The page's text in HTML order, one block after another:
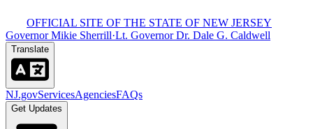
OFFICIAL SITE OF THE STATE OF NEW JERSEY​​​​‌ ‍ ​‍​‍‌‍ ‌ ​‍‌‍‍‌‌‍‌ ‌‍‍‌‌‍ ‍​‍​‍​ ‍‍​‍​‍‌ ​ ‌‍​‌‌‍ ‍‌‍‍‌‌ ‌​‌ ‍‌​‍ ‍‌‍‍‌‌‍ ​‍​‍​‍ ​​‍​‍‌‍‍​‌ ​‍‌‍‌‌‌‍‌‍​‍​‍​ ‍‍​‍​‍‌‍‍​‌ ‌​‌ ‌​‌ ​​​ ‍‍​‍ ​‍ ‌‍ ​‌‍ ‌‍​ ‌‍​‌‌‍ ​‌‍‍​‌‍ ‌ ​ ‌ ‌​​ ‍‍​ ​ ​ ​ ​ ​ ​ ​ ​‍ ‌‍‍‌‌‍ ‍‌ ‌​‌‍‌‌‌‍ ‍‌ ‌​​‍ ‌‍‌‌‌‍‌​‌‍‍‌‌ ‌​​‍ ‌‍ ‌‌‍ ‌‍‌​‌‍‌‌​ ‌‌ ​​‌ ​‍‌‍‌‌‌ ​ ‌‍‌‌‌‍ ‍‌ ‌​‌‍​‌‌ ‌​‌‍‍‌‌‍ ‌‍ ‍​ ‍ ‌‍‍‌‌‍‌​​ ‌‌‍ ‍‌‍‍‍‌​‌ ‌‍ ‌ ‌‍‌​ ​‌‍​‌‌ ‍‌‌‍ ‌ ‌‌‌ ‌​​ ‍ ‌ ‌​‌ ‍‌‌ ​​‌‍‌‌​ ‌‌‍ ‍‌‍‍‍‌‍ ​‌‍​‌‌ ‍‌‌‍ ‌ ‌‌‌ ‌​​ ‍ ‌ ​​‌‍​‌‌ ‌​‌‍‍​​ ‌‌‍‍​‌‍‌‌‌‍​‌‌‍‌​‌‍‌‌‌ ​‍​‍ ‍‌ ​ ‌‍‌‌‌‍​‌‌‍ ​​‍ ‍‌ ‌​‌‍‌‌‌ ‍​‌ ‌​​ ‌‍​‍‌‍​‌‌ ​ ‌‍‌‌‌‌‌‌‌ ​‍‌‍ ​​ ‌‌‍‍​‌ ‌​‌ ‌​‌ ​​​‍‌‌​ ​ ‌​​‌​‍‌‌​ ​‍‌​‌‍​‍‌‌​ ​‍‌​‌‍‌‍ ​‌‍ ‌‍​ ‌‍​‌‌‍ ​‌‍‍​‌‍ ‌ ​ ‌ ‌​​‍‌‌​ ​ ‌​​‌​ ​ ​ ​ ​ ​ ​ ​ ​‍‌‍‌‍‍‌‌‍‌​​ ‌‌‍ ‍‌‍‍‍‌​‌ ‌‍ ‌ ‌‍‌​ ​‌‍​‌‌ ‍‌‌‍ ‌ ‌‌‌ ‌​​‍‌‍‌ ‌​‌ ‍‌‌ ​​‌‍‌‌​ ‌‌‍ ‍‌‍‍‍‌‍ ​‌‍​‌‌ ‍‌‌‍ ‌ ‌‌‌ ‌​​‍‌‍‌ ​​‌‍​‌‌ ‌​‌‍‍​​ ‌‌‍‍​‌‍‌‌‌‍​‌‌‍‌​‌‍‌‌‌ ​‍​‍ ‍‌ ​ ‌‍‌‌‌‍​‌‌‍ ​​‍ ‍‌ ‌​‌‍‌‌‌ ‍​‌ ‌​​‍‌‍‌ ​​‌‍‌‌‌ ​‍‌ ​ ‌ ​​‌‍‌‌‌‍​ ‌ ‌​‌‍‍‌‌ ‌‍‌‍‌‌​ ‌‌ ​​‌ ‌‌‌‍​‍‌‍ ​‌‍‍‌‌ ​ ‌‍‍​‌‍‌‌‌‍‌​​‍​‍‌ ‌
Governor Mikie Sherrill​​​​‌ ‍ ​‍​‍‌‍ ‌ ​‍‌‍‍‌‌‍‌ ‌‍‍‌‌‍ ‍​‍​‍​ ‍‍​‍​‍‌ ​ ‌‍​‌‌‍ ‍‌‍‍‌‌ ‌​‌ ‍‌​‍ ‍‌‍‍‌‌‍ ​‍​‍​‍ ​​‍​‍‌‍‍​‌ ​‍‌‍‌‌‌‍‌‍​‍​‍​ ‍‍​‍​‍‌‍‍​‌ ‌​‌ ‌​‌ ​​​ ‍‍​‍ ​‍ ‌‍ ​‌‍ ‌‍​ ‌‍​‌‌‍ ​‌‍‍​‌‍ ‌ ​ ‌ ‌​​ ‍‍​ ​ ​ ​ ​ ​ ​ ​ ​‍ ‌‍‍‌‌‍ ‍‌ ‌​‌‍‌‌‌‍ ‍‌ ‌​​‍ ‌‍‌‌‌‍‌​‌‍‍‌‌ ‌​​‍ ‌‍ ‌‌‍ ‌‍‌​‌‍‌‌​ ‌‌ ​​‌ ​‍‌‍‌‌‌ ​ ‌‍‌‌‌‍ ‍‌ ‌​‌‍​‌‌ ‌​‌‍‍‌‌‍ ‌‍ ‍​ ‍ ‌‍‍‌‌‍‌​​ ‌‌‍ ‍‌‍‍‍‌​‌ ‌‍ ‌ ‌‍‌​ ​‌‍​‌‌ ‍‌‌‍ ‌ ‌‌‌ ‌​​ ‍ ‌ ‌​‌ ‍‌‌ ​​‌‍‌‌​ ‌‌‍ ‍‌‍‍‍‌‍ ​‌‍​‌‌ ‍‌‌‍ ‌ ‌‌‌ ‌​​ ‍ ‌ ​​‌‍​‌‌ ‌​‌‍‍​​ ‌‌‍‍​‌‍‌‌‌‍​‌‌‍‌​‌‍‌‌‌ ​‍​‍ ‍‌‍ ​‌‍‌‌‌‍​‌‌‍‌​‌‍‌‌‌ ​‍‌ ​ ​‍ ‍‌‍‌ ‌‍ ‌ ‌‍‌‍‌‌‌ ​‍‌‍ ‍‌‍ ‌ ​‍​ ‌‍​‍‌‍​‌‌ ​ ‌‍‌‌‌‌‌‌‌ ​‍‌‍ ​​ ‌‌‍‍​‌ ‌​‌ ‌​‌ ​​​‍‌‌​ ​ ‌​​‌​‍‌‌​ ​‍‌​‌‍​‍‌‌​ ​‍‌​‌‍‌‍ ​‌‍ ‌‍​ ‌‍​‌‌‍ ​‌‍‍​‌‍ ‌ ​ ‌ ‌​​‍‌‌​ ​ ‌​​‌​ ​ ​ ​ ​ ​ ​ ​ ​‍‌‍‌‍‍‌‌‍‌​​ ‌‌‍ ‍‌‍‍‍‌​‌ ‌‍ ‌ ‌‍‌​ ​‌‍​‌‌ ‍‌‌‍ ‌ ‌‌‌ ‌​​‍‌‍‌ ‌​‌ ‍‌‌ ​​‌‍‌‌​ ‌‌‍ ‍‌‍‍‍‌‍ ​‌‍​‌‌ ‍‌‌‍ ‌ ‌‌‌ ‌​​‍‌‍‌ ​​‌‍​‌‌ ‌​‌‍‍​​ ‌‌‍‍​‌‍‌‌‌‍​‌‌‍‌​‌‍‌‌‌ ​‍​‍ ‍‌‍ ​‌‍‌‌‌‍​‌‌‍‌​‌‍‌‌‌ ​‍‌ ​ ​‍ ‍‌‍‌ ‌‍ ‌ ‌‍‌‍‌‌‌ ​‍‌‍ ‍‌‍ ‌ ​‍​‍‌‍‌ ​​‌‍‌‌‌ ​‍‌ ​ ‌ ​​‌‍‌‌‌‍​ ‌ ‌​‌‍‍‌‌ ‌‍‌‍‌‌​ ‌‌ ​​‌ ‌‌‌‍​‍‌‍ ​‌‍‍‌‌ ​ ‌‍‍​‌‍‌‌‌‍‌​​‍​‍‌ ‌·Lt. Governor Dr. Dale G. Caldwell​​​​‌ ‍ ​‍​‍‌‍ ‌ ​‍‌‍‍‌‌‍‌ ‌‍‍‌‌‍ ‍​‍​‍​ ‍‍​‍​‍‌ ​ ‌‍​‌‌‍ ‍‌‍‍‌‌ ‌​‌ ‍‌​‍ ‍‌‍‍‌‌‍ ​‍​‍​‍ ​​‍​‍‌‍‍​‌ ​‍‌‍‌‌‌‍‌‍​‍​‍​ ‍‍​‍​‍‌‍‍​‌ ‌​‌ ‌​‌ ​​​ ‍‍​‍ ​‍ ‌‍ ​‌‍ ‌‍​ ‌‍​‌‌‍ ​‌‍‍​‌‍ ‌ ​ ‌ ‌​​ ‍‍​ ​ ​ ​ ​ ​ ​ ​ ​‍ ‌‍‍‌‌‍ ‍‌ ‌​‌‍‌‌‌‍ ‍‌ ‌​​‍ ‌‍‌‌‌‍‌​‌‍‍‌‌ ‌​​‍ ‌‍ ‌‌‍ ‌‍‌​‌‍‌‌​ ‌‌ ​​‌ ​‍‌‍‌‌‌ ​ ‌‍‌‌‌‍ ‍‌ ‌​‌‍​‌‌ ‌​‌‍‍‌‌‍ ‌‍ ‍​ ‍ ‌‍‍‌‌‍‌​​ ‌‌‍ ‍‌‍‍‍‌​‌ ‌‍ ‌ ‌‍‌​ ​‌‍​‌‌ ‍‌‌‍ ‌ ‌‌‌ ‌​​ ‍ ‌ ‌​‌ ‍‌‌ ​​‌‍‌‌​ ‌‌‍ ‍‌‍‍‍‌‍ ​‌‍​‌‌ ‍‌‌‍ ‌ ‌‌‌ ‌​​ ‍ ‌ ​​‌‍​‌‌ ‌​‌‍‍​​ ‌‌‍‍​‌‍‌‌‌‍​‌‌‍‌​‌‍‌‌‌ ​‍​‍ ‍‌‍ ​‌‍‌‌‌‍​‌‌‍‌​‌‍‌‌‌ ​‍‌ ​ ​‍ ‍‌‍ ​‌ ‌​‌​‌ ‌‍ ‌ ‌‍‌‍‌‌‌ ​‍‌‍ ‍‌‍ ‌ ​‍​ ‌‍​‍‌‍​‌‌ ​ ‌‍‌‌‌‌‌‌‌ ​‍‌‍ ​​ ‌‌‍‍​‌ ‌​‌ ‌​‌ ​​​‍‌‌​ ​ ‌​​‌​‍‌‌​ ​‍‌​‌‍​‍‌‌​ ​‍‌​‌‍‌‍ ​‌‍ ‌‍​ ‌‍​‌‌‍ ​‌‍‍​‌‍ ‌ ​ ‌ ‌​​‍‌‌​ ​ ‌​​‌​ ​ ​ ​ ​ ​ ​ ​ ​‍‌‍‌‍‍‌‌‍‌​​ ‌‌‍ ‍‌‍‍‍‌​‌ ‌‍ ‌ ‌‍‌​ ​‌‍​‌‌ ‍‌‌‍ ‌ ‌‌‌ ‌​​‍‌‍‌ ‌​‌ ‍‌‌ ​​‌‍‌‌​ ‌‌‍ ‍‌‍‍‍‌‍ ​‌‍​‌‌ ‍‌‌‍ ‌ ‌‌‌ ‌​​‍‌‍‌ ​​‌‍​‌‌ ‌​‌‍‍​​ ‌‌‍‍​‌‍‌‌‌‍​‌‌‍‌​‌‍‌‌‌ ​‍​‍ ‍‌‍ ​‌‍‌‌‌‍​‌‌‍‌​‌‍‌‌‌ ​‍‌ ​ ​‍ ‍‌‍ ​‌ ‌​‌​‌ ‌‍ ‌ ‌‍‌‍‌‌‌ ​‍‌‍ ‍‌‍ ‌ ​‍​‍‌‍‌ ​​‌‍‌‌‌ ​‍‌ ​ ‌ ​​‌‍‌‌‌‍​ ‌ ‌​‌‍‍‌‌ ‌‍‌‍‌‌​ ‌‌ ​​‌ ‌‌‌‍​‍‌‍ ​‌‍‍‌‌ ​ ‌‍‍​‌‍‌‌‌‍‌​​‍​‍‌ ‌
Translate​​​​‌ ‍ ​‍​‍‌‍ ‌ ​‍‌‍‍‌‌‍‌ ‌‍‍‌‌‍ ‍​‍​‍​ ‍‍​‍​‍‌ ​ ‌‍​‌‌‍ ‍‌‍‍‌‌ ‌​‌ ‍‌​‍ ‍‌‍‍‌‌‍ ​‍​‍​‍ ​​‍​‍‌‍‍​‌ ​‍‌‍‌‌‌‍‌‍​‍​‍​ ‍‍​‍​‍‌‍‍​‌ ‌​‌ ‌​‌ ​​​ ‍‍​‍ ​‍ ‌‍ ​‌‍ ‌‍​ ‌‍​‌‌‍ ​‌‍‍​‌‍ ‌ ​ ‌ ‌​​ ‍‍​ ​ ​ ​ ​ ​ ​ ​ ​‍ ‌‍‍‌‌‍ ‍‌ ‌​‌‍‌‌‌‍ ‍‌ ‌​​‍ ‌‍‌‌‌‍‌​‌‍‍‌‌ ‌​​‍ ‌‍ ‌‌‍ ‌‍‌​‌‍‌‌​ ‌‌ ​​‌ ​‍‌‍‌‌‌ ​ ‌‍‌‌‌‍ ‍‌ ‌​‌‍​‌‌ ‌​‌‍‍‌‌‍ ‌‍ ‍​ ‍ ‌‍‍‌‌‍‌​​ ‌‌‍ ‍‌‍‍‍‌​‌ ‌‍ ‌ ‌‍‌​ ​‌‍​‌‌ ‍‌‌‍ ‌ ‌‌‌ ‌​​ ‍ ‌ ‌​‌ ‍‌‌ ​​‌‍‌‌​ ‌‌‍ ‍‌‍‍‍‌‍ ​‌‍​‌‌ ‍‌‌‍ ‌ ‌‌‌ ‌​​ ‍ ‌ ​​‌‍​‌‌ ‌​‌‍‍​​ ‌‌‍‍​‌‍‌‌‌‍​‌‌‍‌​‌‍‌‌‌ ​‍​‍ ‍‌ ‌​‌ ​‍‌‍​‌‌‍ ‍‌ ​ ‌‍ ​‌‍​‌‌ ‌​‌‍‍‌‌‍ ‌‍ ‍‌ ​ ​‍ ‍‌‍​‍‌ ‌​‌‍ ‍​ ‌‍​‍‌‍​‌‌ ​ ‌‍‌‌‌‌‌‌‌ ​‍‌‍ ​​ ‌‌‍‍​‌ ‌​‌ ‌​‌ ​​​‍‌‌​ ​ ‌​​‌​‍‌‌​ ​‍‌​‌‍​‍‌‌​ ​‍‌​‌‍‌‍ ​‌‍ ‌‍​ ‌‍​‌‌‍ ​‌‍‍​‌‍ ‌ ​ ‌ ‌​​‍‌‌​ ​ ‌​​‌​ ​ ​ ​ ​ ​ ​ ​ ​‍‌‍‌‍‍‌‌‍‌​​ ‌‌‍ ‍‌‍‍‍‌​‌ ‌‍ ‌ ‌‍‌​ ​‌‍​‌‌ ‍‌‌‍ ‌ ‌‌‌ ‌​​‍‌‍‌ ‌​‌ ‍‌‌ ​​‌‍‌‌​ ‌‌‍ ‍‌‍‍‍‌‍ ​‌‍​‌‌ ‍‌‌‍ ‌ ‌‌‌ ‌​​‍‌‍‌ ​​‌‍​‌‌ ‌​‌‍‍​​ ‌‌‍‍​‌‍‌‌‌‍​‌‌‍‌​‌‍‌‌‌ ​‍​‍ ‍‌ ‌​‌ ​‍‌‍​‌‌‍ ‍‌ ​ ‌‍ ​‌‍​‌‌ ‌​‌‍‍‌‌‍ ‌‍ ‍‌ ​ ​‍ ‍‌‍​‍‌ ‌​‌‍ ‍​‍‌‍‌ ​​‌‍‌‌‌ ​‍‌ ​ ‌ ​​‌‍‌‌‌‍​ ‌ ‌​‌‍‍‌‌ ‌‍‌‍‌‌​ ‌‌ ​​‌ ‌‌‌‍​‍‌‍ ​‌‍‍‌‌ ​ ‌‍‍​‌‍‌‌‌‍‌​​‍​‍‌ ‌
NJ.gov​​​​‌ ‍ ​‍​‍‌‍ ‌ ​‍‌‍‍‌‌‍‌ ‌‍‍‌‌‍ ‍​‍​‍​ ‍‍​‍​‍‌ ​ ‌‍​‌‌‍ ‍‌‍‍‌‌ ‌​‌ ‍‌​‍ ‍‌‍‍‌‌‍ ​‍​‍​‍ ​​‍​‍‌‍‍​‌ ​‍‌‍‌‌‌‍‌‍​‍​‍​ ‍‍​‍​‍‌‍‍​‌ ‌​‌ ‌​‌ ​​​ ‍‍​‍ ​‍ ‌‍ ​‌‍ ‌‍​ ‌‍​‌‌‍ ​‌‍‍​‌‍ ‌ ​ ‌ ‌​​ ‍‍​ ​ ​ ​ ​ ​ ​ ​ ​‍ ‌‍‍‌‌‍ ‍‌ ‌​‌‍‌‌‌‍ ‍‌ ‌​​‍ ‌‍‌‌‌‍‌​‌‍‍‌‌ ‌​​‍ ‌‍ ‌‌‍ ‌‍‌​‌‍‌‌​ ‌‌ ​​‌ ​‍‌‍‌‌‌ ​ ‌‍‌‌‌‍ ‍‌ ‌​‌‍​‌‌ ‌​‌‍‍‌‌‍ ‌‍ ‍​ ‍ ‌‍‍‌‌‍‌​​ ‌‌‍ ‍‌‍‍‍‌​‌ ‌‍ ‌ ‌‍‌​ ​‌‍​‌‌ ‍‌‌‍ ‌ ‌‌‌ ‌​​ ‍ ‌ ‌​‌ ‍‌‌ ​​‌‍‌‌​ ‌‌‍ ‍‌‍‍‍‌‍ ​‌‍​‌‌ ‍‌‌‍ ‌ ‌‌‌ ‌​​ ‍ ‌ ​​‌‍​‌‌ ‌​‌‍‍​​ ‌‌‍‍​‌‍‌‌‌‍​‌‌‍‌​‌‍‌‌‌ ​‍​‍ ‍‌‍ ​‌‍‍‌‌‍ ‍‌‍‍ ‌ ​ ​‍‌‌​ ‌‌‌​​‍‌‌ ‌‍‍ ‌‍‌‌‌ ‍‌​‍‌‌​ ​ ‌​‌​​‍‌‌​ ​ ‌​‌​​‍‌‌​ ​‍​ ​‍​ ​‍‌‍‌‍‌‍​ ‌‍​ ​ ​ ‌‍​‍​ ‍​‌‍‌‌​ ​​​ ​ ‌‍​‍​ ​​​‍‌‌​ ​‍​ ​‍​‍‌‌​ ‌‌‌​‌​​‍ ‍‌ ‌​‌‍‌‌‌ ‍​‌ ‌​​ ‌‍​‍‌‍​‌‌ ​ ‌‍‌‌‌‌‌‌‌ ​‍‌‍ ​​ ‌‌‍‍​‌ ‌​‌ ‌​‌ ​​​‍‌‌​ ​ ‌​​‌​‍‌‌​ ​‍‌​‌‍​‍‌‌​ ​‍‌​‌‍‌‍ ​‌‍ ‌‍​ ‌‍​‌‌‍ ​‌‍‍​‌‍ ‌ ​ ‌ ‌​​‍‌‌​ ​ ‌​​‌​ ​ ​ ​ ​ ​ ​ ​ ​‍‌‍‌‍‍‌‌‍‌​​ ‌‌‍ ‍‌‍‍‍‌​‌ ‌‍ ‌ ‌‍‌​ ​‌‍​‌‌ ‍‌‌‍ ‌ ‌‌‌ ‌​​‍‌‍‌ ‌​‌ ‍‌‌ ​​‌‍‌‌​ ‌‌‍ ‍‌‍‍‍‌‍ ​‌‍​‌‌ ‍‌‌‍ ‌ ‌‌‌ ‌​​‍‌‍‌ ​​‌‍​‌‌ ‌​‌‍‍​​ ‌‌‍‍​‌‍‌‌‌‍​‌‌‍‌​‌‍‌‌‌ ​‍​‍ ‍‌‍ ​‌‍‍‌‌‍ ‍‌‍‍ ‌ ​ ​‍‌‌​ ‌‌‌​​‍‌‌ ‌‍‍ ‌‍‌‌‌ ‍‌​‍‌‌​ ​ ‌​‌​​‍‌‌​ ​ ‌​‌​​‍‌‌​ ​‍​ ​‍​ ​‍‌‍‌‍‌‍​ ‌‍​ ​ ​ ‌‍​‍​ ‍​‌‍‌‌​ ​​​ ​ ‌‍​‍​ ​​​‍‌‌​ ​‍​ ​‍​‍‌‌​ ‌‌‌​‌​​‍ ‍‌ ‌​‌‍‌‌‌ ‍​‌ ‌​​‍‌‍‌ ​​‌‍‌‌‌ ​‍‌ ​ ‌ ​​‌‍‌‌‌‍​ ‌ ‌​‌‍‍‌‌ ‌‍‌‍‌‌​ ‌‌ ​​‌ ‌‌‌‍​‍‌‍ ​‌‍‍‌‌ ​ ‌‍‍​‌‍‌‌‌‍‌​​‍​‍‌ ‌Services​​​​‌ ‍ ​‍​‍‌‍ ‌ ​‍‌‍‍‌‌‍‌ ‌‍‍‌‌‍ ‍​‍​‍​ ‍‍​‍​‍‌ ​ ‌‍​‌‌‍ ‍‌‍‍‌‌ ‌​‌ ‍‌​‍ ‍‌‍‍‌‌‍ ​‍​‍​‍ ​​‍​‍‌‍‍​‌ ​‍‌‍‌‌‌‍‌‍​‍​‍​ ‍‍​‍​‍‌‍‍​‌ ‌​‌ ‌​‌ ​​​ ‍‍​‍ ​‍ ‌‍ ​‌‍ ‌‍​ ‌‍​‌‌‍ ​‌‍‍​‌‍ ‌ ​ ‌ ‌​​ ‍‍​ ​ ​ ​ ​ ​ ​ ​ ​‍ ‌‍‍‌‌‍ ‍‌ ‌​‌‍‌‌‌‍ ‍‌ ‌​​‍ ‌‍‌‌‌‍‌​‌‍‍‌‌ ‌​​‍ ‌‍ ‌‌‍ ‌‍‌​‌‍‌‌​ ‌‌ ​​‌ ​‍‌‍‌‌‌ ​ ‌‍‌‌‌‍ ‍‌ ‌​‌‍​‌‌ ‌​‌‍‍‌‌‍ ‌‍ ‍​ ‍ ‌‍‍‌‌‍‌​​ ‌‌‍ ‍‌‍‍‍‌​‌ ‌‍ ‌ ‌‍‌​ ​‌‍​‌‌ ‍‌‌‍ ‌ ‌‌‌ ‌​​ ‍ ‌ ‌​‌ ‍‌‌ ​​‌‍‌‌​ ‌‌‍ ‍‌‍‍‍‌‍ ​‌‍​‌‌ ‍‌‌‍ ‌ ‌‌‌ ‌​​ ‍ ‌ ​​‌‍​‌‌ ‌​‌‍‍​​ ‌‌‍‍​‌‍‌‌‌‍​‌‌‍‌​‌‍‌‌‌ ​‍​‍ ‍‌‍ ​‌‍‍‌‌‍ ‍‌‍‍ ‌ ​ ​‍‌‌​ ‌‌‌​​‍‌‌ ‌‍‍ ‌‍‌‌‌ ‍‌​‍‌‌​ ​ ‌​‌​​‍‌‌​ ​ ‌​‌​​‍‌‌​ ​‍​ ​‍​ ​‍​ ‍​​ ‌ ​ ‍‌​ ​‍‌‍​ ‌‍​ ‌‍‌‍​ ​ ​ ‌ ​ ‌​​ ‌​​‍‌‌​ ​‍​ ​‍​‍‌‌​ ‌‌‌​‌​​‍ ‍‌ ‌​‌‍‌‌‌ ‍​‌ ‌​​ ‌‍​‍‌‍​‌‌ ​ ‌‍‌‌‌‌‌‌‌ ​‍‌‍ ​​ ‌‌‍‍​‌ ‌​‌ ‌​‌ ​​​‍‌‌​ ​ ‌​​‌​‍‌‌​ ​‍‌​‌‍​‍‌‌​ ​‍‌​‌‍‌‍ ​‌‍ ‌‍​ ‌‍​‌‌‍ ​‌‍‍​‌‍ ‌ ​ ‌ ‌​​‍‌‌​ ​ ‌​​‌​ ​ ​ ​ ​ ​ ​ ​ ​‍‌‍‌‍‍‌‌‍‌​​ ‌‌‍ ‍‌‍‍‍‌​‌ ‌‍ ‌ ‌‍‌​ ​‌‍​‌‌ ‍‌‌‍ ‌ ‌‌‌ ‌​​‍‌‍‌ ‌​‌ ‍‌‌ ​​‌‍‌‌​ ‌‌‍ ‍‌‍‍‍‌‍ ​‌‍​‌‌ ‍‌‌‍ ‌ ‌‌‌ ‌​​‍‌‍‌ ​​‌‍​‌‌ ‌​‌‍‍​​ ‌‌‍‍​‌‍‌‌‌‍​‌‌‍‌​‌‍‌‌‌ ​‍​‍ ‍‌‍ ​‌‍‍‌‌‍ ‍‌‍‍ ‌ ​ ​‍‌‌​ ‌‌‌​​‍‌‌ ‌‍‍ ‌‍‌‌‌ ‍‌​‍‌‌​ ​ ‌​‌​​‍‌‌​ ​ ‌​‌​​‍‌‌​ ​‍​ ​‍​ ​‍​ ‍​​ ‌ ​ ‍‌​ ​‍‌‍​ ‌‍​ ‌‍‌‍​ ​ ​ ‌ ​ ‌​​ ‌​​‍‌‌​ ​‍​ ​‍​‍‌‌​ ‌‌‌​‌​​‍ ‍‌ ‌​‌‍‌‌‌ ‍​‌ ‌​​‍‌‍‌ ​​‌‍‌‌‌ ​‍‌ ​ ‌ ​​‌‍‌‌‌‍​ ‌ ‌​‌‍‍‌‌ ‌‍‌‍‌‌​ ‌‌ ​​‌ ‌‌‌‍​‍‌‍ ​‌‍‍‌‌ ​ ‌‍‍​‌‍‌‌‌‍‌​​‍​‍‌ ‌Agencies​​​​‌ ‍ ​‍​‍‌‍ ‌ ​‍‌‍‍‌‌‍‌ ‌‍‍‌‌‍ ‍​‍​‍​ ‍‍​‍​‍‌ ​ ‌‍​‌‌‍ ‍‌‍‍‌‌ ‌​‌ ‍‌​‍ ‍‌‍‍‌‌‍ ​‍​‍​‍ ​​‍​‍‌‍‍​‌ ​‍‌‍‌‌‌‍‌‍​‍​‍​ ‍‍​‍​‍‌‍‍​‌ ‌​‌ ‌​‌ ​​​ ‍‍​‍ ​‍ ‌‍ ​‌‍ ‌‍​ ‌‍​‌‌‍ ​‌‍‍​‌‍ ‌ ​ ‌ ‌​​ ‍‍​ ​ ​ ​ ​ ​ ​ ​ ​‍ ‌‍‍‌‌‍ ‍‌ ‌​‌‍‌‌‌‍ ‍‌ ‌​​‍ ‌‍‌‌‌‍‌​‌‍‍‌‌ ‌​​‍ ‌‍ ‌‌‍ ‌‍‌​‌‍‌‌​ ‌‌ ​​‌ ​‍‌‍‌‌‌ ​ ‌‍‌‌‌‍ ‍‌ ‌​‌‍​‌‌ ‌​‌‍‍‌‌‍ ‌‍ ‍​ ‍ ‌‍‍‌‌‍‌​​ ‌‌‍ ‍‌‍‍‍‌​‌ ‌‍ ‌ ‌‍‌​ ​‌‍​‌‌ ‍‌‌‍ ‌ ‌‌‌ ‌​​ ‍ ‌ ‌​‌ ‍‌‌ ​​‌‍‌‌​ ‌‌‍ ‍‌‍‍‍‌‍ ​‌‍​‌‌ ‍‌‌‍ ‌ ‌‌‌ ‌​​ ‍ ‌ ​​‌‍​‌‌ ‌​‌‍‍​​ ‌‌‍‍​‌‍‌‌‌‍​‌‌‍‌​‌‍‌‌‌ ​‍​‍ ‍‌‍ ​‌‍‍‌‌‍ ‍‌‍‍ ‌ ​ ​‍‌‌​ ‌‌‌​​‍‌‌ ‌‍‍ ‌‍‌‌‌ ‍‌​‍‌‌​ ​ ‌​‌​​‍‌‌​ ​ ‌​‌​​‍‌‌​ ​‍​ ​‍​ ‌ ‌‍‌​​ ​‌‌‍‌‍​ ​ ​ ​​‌‍​ ‌‍​‍​ ‌ ‌‍‌​​ ‍​​ ​ ​‍‌‌​ ​‍​ ​‍​‍‌‌​ ‌‌‌​‌​​‍ ‍‌ ‌​‌‍‌‌‌ ‍​‌ ‌​​ ‌‍​‍‌‍​‌‌ ​ ‌‍‌‌‌‌‌‌‌ ​‍‌‍ ​​ ‌‌‍‍​‌ ‌​‌ ‌​‌ ​​​‍‌‌​ ​ ‌​​‌​‍‌‌​ ​‍‌​‌‍​‍‌‌​ ​‍‌​‌‍‌‍ ​‌‍ ‌‍​ ‌‍​‌‌‍ ​‌‍‍​‌‍ ‌ ​ ‌ ‌​​‍‌‌​ ​ ‌​​‌​ ​ ​ ​ ​ ​ ​ ​ ​‍‌‍‌‍‍‌‌‍‌​​ ‌‌‍ ‍‌‍‍‍‌​‌ ‌‍ ‌ ‌‍‌​ ​‌‍​‌‌ ‍‌‌‍ ‌ ‌‌‌ ‌​​‍‌‍‌ ‌​‌ ‍‌‌ ​​‌‍‌‌​ ‌‌‍ ‍‌‍‍‍‌‍ ​‌‍​‌‌ ‍‌‌‍ ‌ ‌‌‌ ‌​​‍‌‍‌ ​​‌‍​‌‌ ‌​‌‍‍​​ ‌‌‍‍​‌‍‌‌‌‍​‌‌‍‌​‌‍‌‌‌ ​‍​‍ ‍‌‍ ​‌‍‍‌‌‍ ‍‌‍‍ ‌ ​ ​‍‌‌​ ‌‌‌​​‍‌‌ ‌‍‍ ‌‍‌‌‌ ‍‌​‍‌‌​ ​ ‌​‌​​‍‌‌​ ​ ‌​‌​​‍‌‌​ ​‍​ ​‍​ ‌ ‌‍‌​​ ​‌‌‍‌‍​ ​ ​ ​​‌‍​ ‌‍​‍​ ‌ ‌‍‌​​ ‍​​ ​ ​‍‌‌​ ​‍​ ​‍​‍‌‌​ ‌‌‌​‌​​‍ ‍‌ ‌​‌‍‌‌‌ ‍​‌ ‌​​‍‌‍‌ ​​‌‍‌‌‌ ​‍‌ ​ ‌ ​​‌‍‌‌‌‍​ ‌ ‌​‌‍‍‌‌ ‌‍‌‍‌‌​ ‌‌ ​​‌ ‌‌‌‍​‍‌‍ ​‌‍‍‌‌ ​ ‌‍‍​‌‍‌‌‌‍‌​​‍​‍‌ ‌FAQs​​​​‌ ‍ ​‍​‍‌‍ ‌ ​‍‌‍‍‌‌‍‌ ‌‍‍‌‌‍ ‍​‍​‍​ ‍‍​‍​‍‌ ​ ‌‍​‌‌‍ ‍‌‍‍‌‌ ‌​‌ ‍‌​‍ ‍‌‍‍‌‌‍ ​‍​‍​‍ ​​‍​‍‌‍‍​‌ ​‍‌‍‌‌‌‍‌‍​‍​‍​ ‍‍​‍​‍‌‍‍​‌ ‌​‌ ‌​‌ ​​​ ‍‍​‍ ​‍ ‌‍ ​‌‍ ‌‍​ ‌‍​‌‌‍ ​‌‍‍​‌‍ ‌ ​ ‌ ‌​​ ‍‍​ ​ ​ ​ ​ ​ ​ ​ ​‍ ‌‍‍‌‌‍ ‍‌ ‌​‌‍‌‌‌‍ ‍‌ ‌​​‍ ‌‍‌‌‌‍‌​‌‍‍‌‌ ‌​​‍ ‌‍ ‌‌‍ ‌‍‌​‌‍‌‌​ ‌‌ ​​‌ ​‍‌‍‌‌‌ ​ ‌‍‌‌‌‍ ‍‌ ‌​‌‍​‌‌ ‌​‌‍‍‌‌‍ ‌‍ ‍​ ‍ ‌‍‍‌‌‍‌​​ ‌‌‍ ‍‌‍‍‍‌​‌ ‌‍ ‌ ‌‍‌​ ​‌‍​‌‌ ‍‌‌‍ ‌ ‌‌‌ ‌​​ ‍ ‌ ‌​‌ ‍‌‌ ​​‌‍‌‌​ ‌‌‍ ‍‌‍‍‍‌‍ ​‌‍​‌‌ ‍‌‌‍ ‌ ‌‌‌ ‌​​ ‍ ‌ ​​‌‍​‌‌ ‌​‌‍‍​​ ‌‌‍‍​‌‍‌‌‌‍​‌‌‍‌​‌‍‌‌‌ ​‍​‍ ‍‌‍ ​‌‍‍‌‌‍ ‍‌‍‍ ‌ ​ ​‍‌‌​ ‌‌‌​​‍‌‌ ‌‍‍ ‌‍‌‌‌ ‍‌​‍‌‌​ ​ ‌​‌​​‍‌‌​ ​ ‌​‌​​‍‌‌​ ​‍​ ​‍‌‍​ ​ ‌‍​ ‍​‌‍​ ‌‍​‍​ ​‌​ ​​​ ‌‌‌‍​ ​ ‌‌​ ​‌‌‍​‍​‍‌‌​ ​‍​ ​‍​‍‌‌​ ‌‌‌​‌​​‍ ‍‌ ‌​‌‍‌‌‌ ‍​‌ ‌​​ ‌‍​‍‌‍​‌‌ ​ ‌‍‌‌‌‌‌‌‌ ​‍‌‍ ​​ ‌‌‍‍​‌ ‌​‌ ‌​‌ ​​​‍‌‌​ ​ ‌​​‌​‍‌‌​ ​‍‌​‌‍​‍‌‌​ ​‍‌​‌‍‌‍ ​‌‍ ‌‍​ ‌‍​‌‌‍ ​‌‍‍​‌‍ ‌ ​ ‌ ‌​​‍‌‌​ ​ ‌​​‌​ ​ ​ ​ ​ ​ ​ ​ ​‍‌‍‌‍‍‌‌‍‌​​ ‌‌‍ ‍‌‍‍‍‌​‌ ‌‍ ‌ ‌‍‌​ ​‌‍​‌‌ ‍‌‌‍ ‌ ‌‌‌ ‌​​‍‌‍‌ ‌​‌ ‍‌‌ ​​‌‍‌‌​ ‌‌‍ ‍‌‍‍‍‌‍ ​‌‍​‌‌ ‍‌‌‍ ‌ ‌‌‌ ‌​​‍‌‍‌ ​​‌‍​‌‌ ‌​‌‍‍​​ ‌‌‍‍​‌‍‌‌‌‍​‌‌‍‌​‌‍‌‌‌ ​‍​‍ ‍‌‍ ​‌‍‍‌‌‍ ‍‌‍‍ ‌ ​ ​‍‌‌​ ‌‌‌​​‍‌‌ ‌‍‍ ‌‍‌‌‌ ‍‌​‍‌‌​ ​ ‌​‌​​‍‌‌​ ​ ‌​‌​​‍‌‌​ ​‍​ ​‍‌‍​ ​ ‌‍​ ‍​‌‍​ ‌‍​‍​ ​‌​ ​​​ ‌‌‌‍​ ​ ‌‌​ ​‌‌‍​‍​‍‌‌​ ​‍​ ​‍​‍‌‌​ ‌‌‌​‌​​‍ ‍‌ ‌​‌‍‌‌‌ ‍​‌ ‌​​‍‌‍‌ ​​‌‍‌‌‌ ​‍‌ ​ ‌ ​​‌‍‌‌‌‍​ ‌ ‌​‌‍‍‌‌ ‌‍‌‍‌‌​ ‌‌ ​​‌ ‌‌‌‍​‍‌‍ ​‌‍‍‌‌ ​ ‌‍‍​‌‍‌‌‌‍‌​​‍​‍‌ ‌
Get Updates​​​​‌ ‍ ​‍​‍‌‍ ‌ ​‍‌‍‍‌‌‍‌ ‌‍‍‌‌‍ ‍​‍​‍​ ‍‍​‍​‍‌ ​ ‌‍​‌‌‍ ‍‌‍‍‌‌ ‌​‌ ‍‌​‍ ‍‌‍‍‌‌‍ ​‍​‍​‍ ​​‍​‍‌‍‍​‌ ​‍‌‍‌‌‌‍‌‍​‍​‍​ ‍‍​‍​‍‌‍‍​‌ ‌​‌ ‌​‌ ​​​ ‍‍​‍ ​‍ ‌‍ ​‌‍ ‌‍​ ‌‍​‌‌‍ ​‌‍‍​‌‍ ‌ ​ ‌ ‌​​ ‍‍​ ​ ​ ​ ​ ​ ​ ​ ​‍ ‌‍‍‌‌‍ ‍‌ ‌​‌‍‌‌‌‍ ‍‌ ‌​​‍ ‌‍‌‌‌‍‌​‌‍‍‌‌ ‌​​‍ ‌‍ ‌‌‍ ‌‍‌​‌‍‌‌​ ‌‌ ​​‌ ​‍‌‍‌‌‌ ​ ‌‍‌‌‌‍ ‍‌ ‌​‌‍​‌‌ ‌​‌‍‍‌‌‍ ‌‍ ‍​ ‍ ‌‍‍‌‌‍‌​​ ‌‌‍ ‍‌‍‍‍‌​‌ ‌‍ ‌ ‌‍‌​ ​‌‍​‌‌ ‍‌‌‍ ‌ ‌‌‌ ‌​​ ‍ ‌ ‌​‌ ‍‌‌ ​​‌‍‌‌​ ‌‌‍ ‍‌‍‍‍‌‍ ​‌‍​‌‌ ‍‌‌‍ ‌ ‌‌‌ ‌​​ ‍ ‌ ​​‌‍​‌‌ ‌​‌‍‍​​ ‌‌‍‍​‌‍‌‌‌‍​‌‌‍‌​‌‍‌‌‌ ​‍​‍ ‍‌‍ ‍‌‍‌‌‌ ‌ ‌ ​ ‌‍ ​‌‍‌‌‌ ‌​‌ ‌​‌‍‌‌‌ ​‍​‍ ‍‌‍​‍‌ ‌​‌‍ ‍​ ‌‍​‍‌‍​‌‌ ​ ‌‍‌‌‌‌‌‌‌ ​‍‌‍ ​​ ‌‌‍‍​‌ ‌​‌ ‌​‌ ​​​‍‌‌​ ​ ‌​​‌​‍‌‌​ ​‍‌​‌‍​‍‌‌​ ​‍‌​‌‍‌‍ ​‌‍ ‌‍​ ‌‍​‌‌‍ ​‌‍‍​‌‍ ‌ ​ ‌ ‌​​‍‌‌​ ​ ‌​​‌​ ​ ​ ​ ​ ​ ​ ​ ​‍‌‍‌‍‍‌‌‍‌​​ ‌‌‍ ‍‌‍‍‍‌​‌ ‌‍ ‌ ‌‍‌​ ​‌‍​‌‌ ‍‌‌‍ ‌ ‌‌‌ ‌​​‍‌‍‌ ‌​‌ ‍‌‌ ​​‌‍‌‌​ ‌‌‍ ‍‌‍‍‍‌‍ ​‌‍​‌‌ ‍‌‌‍ ‌ ‌‌‌ ‌​​‍‌‍‌ ​​‌‍​‌‌ ‌​‌‍‍​​ ‌‌‍‍​‌‍‌‌‌‍​‌‌‍‌​‌‍‌‌‌ ​‍​‍ ‍‌‍ ‍‌‍‌‌‌ ‌ ‌ ​ ‌‍ ​‌‍‌‌‌ ‌​‌ ‌​‌‍‌‌‌ ​‍​‍ ‍‌‍​‍‌ ‌​‌‍ ‍​‍‌‍‌ ​​‌‍‌‌‌ ​‍‌ ​ ‌ ​​‌‍‌‌‌‍​ ‌ ‌​‌‍‍‌‌ ‌‍‌‍‌‌​ ‌‌ ​​‌ ‌‌‌‍​‍‌‍ ​‌‍‍‌‌ ​ ‌‍‍​‌‍‌‌‌‍‌​​‍​‍‌ ‌